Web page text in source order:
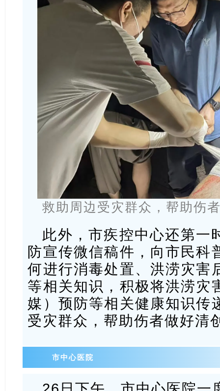
救助周边受灾群众，帮助伤
此外，市疾控中心还第一
防宣传微信稿件，向市民科
何进行消毒处置、洪涝灾害
等相关知识，积极将洪涝灾
媒）预防等相关健康知识传
受灾群众，帮助伤者做好清
市中心医院